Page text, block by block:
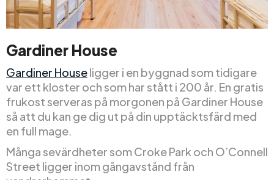
Gardiner House
Gardiner Houseligger i en byggnad som tidigare
var ett kloster och som har stått i 200 år. En gratis
frukost serveras på morgonen på Gardiner House
så att du kan ge dig ut på din upptäcktsfärd med
en full mage.
Många sevärdheter som Croke Park och O’Connell
Street ligger inom gångavstånd från